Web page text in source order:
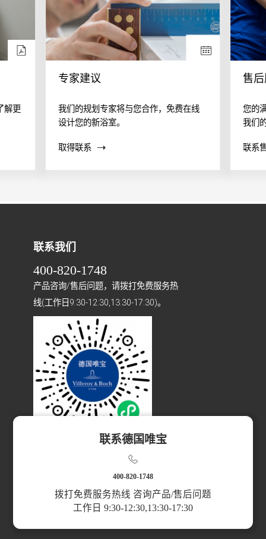
解更
专家建议
我们的规划专家将与您合作，免费在线
设计您的新浴室。
取得联系
售
您的
我们
帮助
联系
联系我们
400-820-1748
产品咨询/售后问题，请拨打免费服务热
线(工作日9:30-12:30,13:30-17:30)。
联系德国唯宝
400-820-1748
拨打免费服务热线 咨询产品/售后问题
工作日 9:30-12:30,13:30-17:30